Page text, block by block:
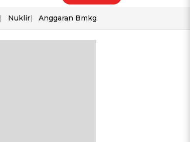
Nuklir Anggaran Bmkg